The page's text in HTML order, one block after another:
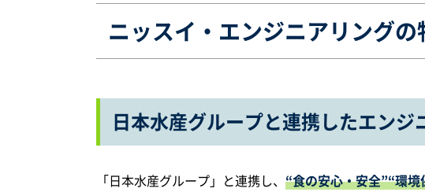
ニッスイ・エンジニアリングの
日本水産グループと連携したエンジ
「日本水産グループ」と連携し、 “食の安心・安全”“環